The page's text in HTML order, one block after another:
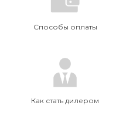
Способы оплаты
Как стать дилером